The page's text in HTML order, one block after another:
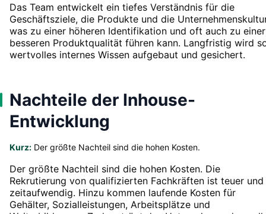
Das Team entwickelt ein tiefes Verständnis für die
Geschäftsziele, die Produkte und die
was zu einer höheren Identifikation und oft auch zu einer
besseren Produktqualität führen kann. Langfristig wird
wertvolles internes Wissen aufgebaut und gesichert.
Nachteile der Inhouse-
Entwicklung
Kurz: Der größte Nachteil sind die hohen Kosten.
Der größte Nachteil sind die hohen Kosten. Die
Rekrutierung von qualifizierten Fachkräften ist teuer und
zeitaufwendig. Hinzu kommen laufende Kosten für
Gehälter, Sozialleistungen, Arbeitsplätze und